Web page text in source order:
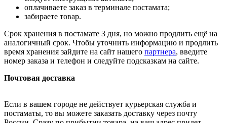
оплачиваете заказ в терминале постамата;
забираете товар.
Срок хранения в постамате 3 дня, но можно продлить ещё на
аналогичный срок. Чтобы уточнить информацию и продлить
время хранения зайдите на сайт нашего партнера, введите
номер заказа и телефон и следуйте подсказкам на сайте.
Почтовая доставка
Если в вашем городе не действует курьерская служба и
постаматы, то вы можете заказать доставку через почту